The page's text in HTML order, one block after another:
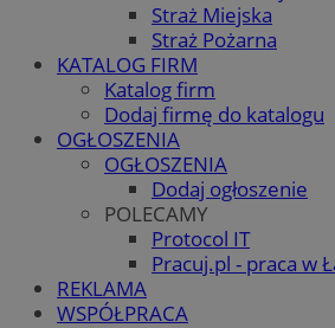
Straż Miejska
Straż Pożarna
KATALOG FIRM
Katalog firm
Dodaj firmę do katalogu
OGŁOSZENIA
OGŁOSZENIA
Dodaj ogłoszenie
POLECAMY
Protocol IT
Pracuj.pl - praca w
REKLAMA
WSPÓŁPRACA